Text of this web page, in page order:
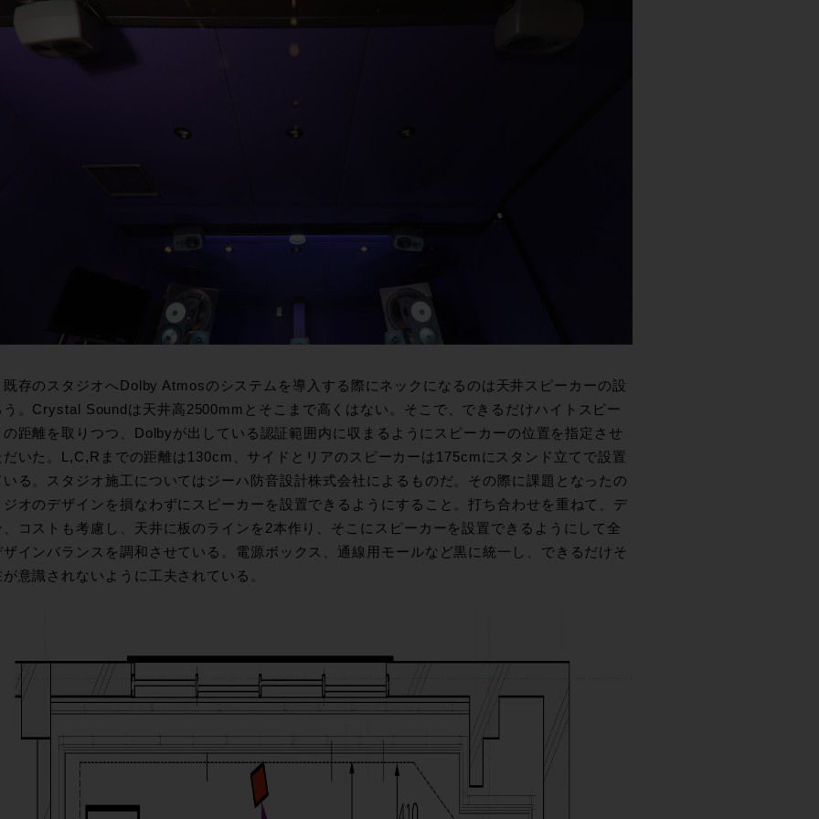
既存のスタジオへDolby Atmosのシステムを導入する際にネックになるのは天井スピーカーの設
う。Crystal Soundは天井高2500mmとそこまで高くはない。そこで、できるだけハイトスピー
の距離を取りつつ、Dolbyが出している認証範囲内に収まるようにスピーカーの位置を指定させ
だいた。L,C,Rまでの距離は130cm、サイドとリアのスピーカーは175cmにスタンド立てで設置
いる。スタジオ施工についてはジーハ防音設計株式会社によるものだ。その際に課題となったの
ジオのデザインを損なわずにスピーカーを設置できるようにすること。打ち合わせを重ねて、デ
、コストも考慮し、天井に板のラインを2本作り、そこにスピーカーを設置できるようにして全
ザインバランスを調和させている。電源ボックス、通線用モールなど黒に統一し、できるだけそ
意識されないように工夫されている。